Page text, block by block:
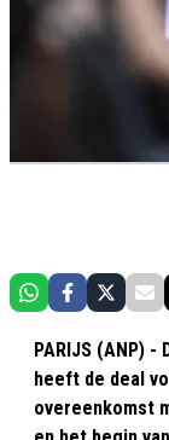
PARIJS (ANP)
heeft de deal
overeenkomst